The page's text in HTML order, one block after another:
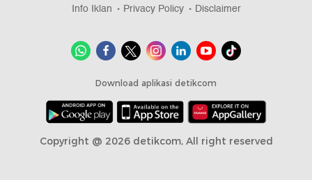
Info Iklan
Privacy Policy Disclaimer
Download aplikasi detikcom
Copyright @ 2026 detikcom, All right reserved